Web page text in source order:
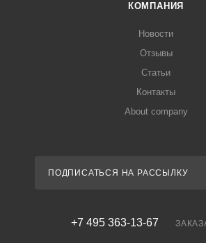
КОМПАНИЯ
Новости
Отзывы
Статьи
Контакты
About company
ПОДПИСАТЬСЯ НА РАССЫЛКУ
+7 495 363-13-67